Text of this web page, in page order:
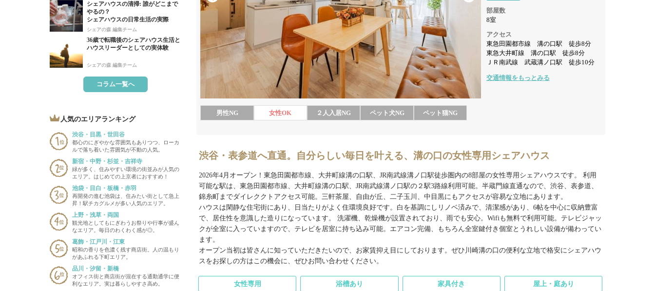
男性NG 女性OK ２人入居NG ペット犬NG ペット猫NG
部屋数
8室
アクセス
東急田園都市線 溝の口駅 徒歩8分
東急大井町線 溝の口駅 徒歩8分
ＪＲ南武線 武蔵溝ノ口駅 徒歩10分
交通情報をもっとみる
渋谷・表参道へ直通。自分らしい毎日を叶える、溝の口の女性専用シェアハウス
2026年4月オープン！東急田園都市線、大井町線溝の口駅、JR南武線溝ノ口駅徒歩圏内の8部屋の女性専用シェアハウスです。 利用
可能な駅は、東急田園都市線、大井町線溝の口駅、JR南武線溝ノ口駅の２駅3路線利用可能。半蔵門線直通なので、渋谷、表参道、
錦糸町までダイレククトアクセス可能。三軒茶屋、自由が丘、二子玉川、中目黒にもアクセスが容易な立地にあります。
ハウスは閑静な住宅街にあり、日当たりがよく住環境良好です。白を基調にしリノベ済みで、清潔感があり、6帖を中心に収納豊富
で、居住性を意識した造りになっています。 洗濯機、乾燥機が設置されており、雨でも安心。Wifiも無料で利用可能。テレビジャッ
クが全室に入っていますので、テレビを居室に持ち込み可能。エアコン完備、もちろん全室鍵付き個室とうれしい設備が備わってい
ます。
オープン当初は皆さんに知っていただきたいので、お家賃抑え目にしております。ぜひ川崎溝の口の便利な立地で格安にシェアハウ
スをお探しの方はこの機会に、ぜひお問い合わせください。
女性専用 浴槽あり 家具付き 屋上・庭あり
シェアハウスの清掃: 誰がどこまで
やるの？
シェアハウスの日常生活の実際
シェアの森 編集チーム
36歳で転職後のシェアハウス生活と
ハウスリーダーとしての実体験
シェアの森 編集チーム
コラム一覧へ
人気のエリアランキング
渋谷・目黒・世田谷
都心のにぎやかな雰囲気もありつつ、ローカ
ルで落ち着いた雰囲気が不動の人気。
新宿・中野・杉並・吉祥寺
緑が多く、住みやすい環境の街並みが人気の
エリア。はじめての上京者におすすめ！
池袋・目白・板橋・赤羽
再開発の進む池袋は、住みたい街として急上
昇！駅チカグルメが多い人気のエリア。
上野・浅草・両国
観光地としてもにぎわうお祭りや行事が盛ん
なエリア。毎日のわくわく感が◎。
葛飾・江戸川・江東
昭和の香りを色濃く残す商店街。人の温もり
があふれる下町エリア。
品川・汐留・新橋
オフィス街と商店街が混在する通勤通学に便
利なエリア。実は暮らしやすさ高め。